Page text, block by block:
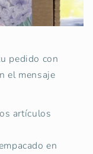
pedido con
el mensaje
artículos
en